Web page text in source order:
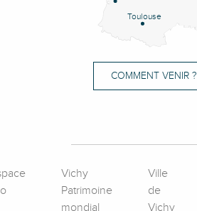
Toulouse
COMMENT VENIR ?
Vichy
Patrimoine
mondial
Ville
de
Vichy